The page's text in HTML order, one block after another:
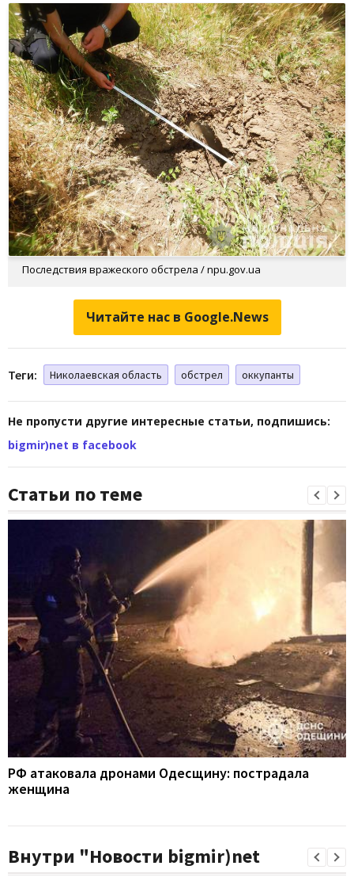
Последствия вражеского обстрела / npu.gov.ua
Читайте нас в Google.News
Теги: Николаевская область обстрел оккупанты
Не пропусти другие интересные статьи, подпишись:
bigmir)net в facebook
Статьи по теме
РФ атаковала дронами Одесщину: пострадала
женщина
Внутри "Новости bigmir)net